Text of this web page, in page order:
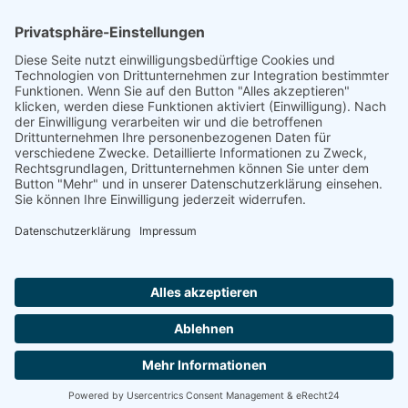
Footer
Cookie-Einstellungen Datenschutz
Impressum
intern
by